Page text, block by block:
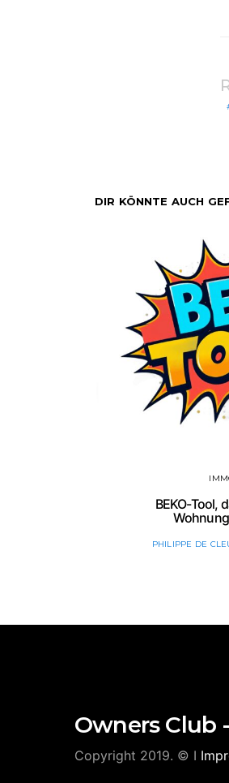
DIR KÖNNTE AUCH
BEKO-Tool,
PHILIPPE DE
Owners Club
Copyright 2019. © I